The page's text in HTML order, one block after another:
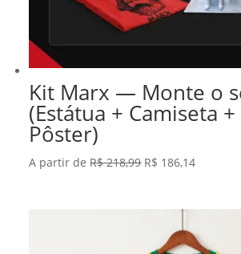
Kit Marx — Monte o
(Estátua + Camiseta
Pôster)
A partir deR$218,99 O
R$ 218,99.
R$ 186,14O
R$ 186,14.